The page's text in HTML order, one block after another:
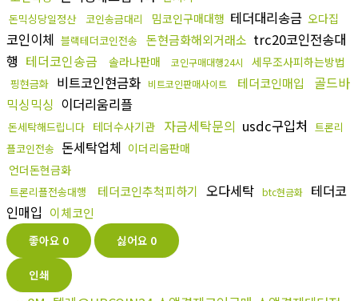
돈믹싱당일정산 코인송금대리 밈코인구매대행 테더대리송금 오다집
코인이체 블랙테더코인전송 돈현금화해외거래소 trc20코인전송대
행 테더코인송금 솔라나판매 코인구매대행24시 세무조사피하는방법
핑현금화 비트코인현금화 비트코인판매사이트 테더코인매입
골드바
믹싱믹싱 이더리움리플
돈세탁해드립니다 테더수사기관 자금세탁문의 usdc구입처
트론리
플코인전송 돈세탁업체 이더리움판매
언더돈현금화
트론리플전송대행 테더코인추척피하기 오다세탁 btc현금화
테더코
인매입 이체코인
좋아요 0 싫어요 0
인쇄